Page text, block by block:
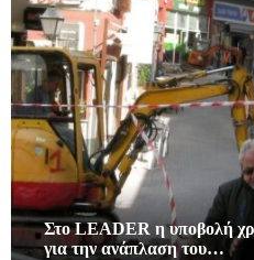
Στο LEADER η υποβολή
για την ανάπλαση του…